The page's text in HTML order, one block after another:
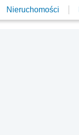
Nieruchomości